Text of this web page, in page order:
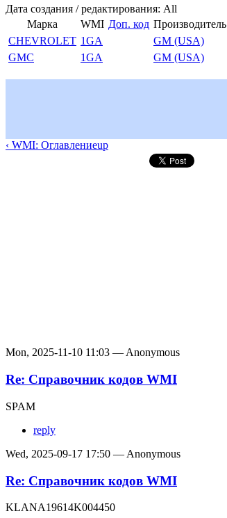
Дата создания / редактирования: All
Марка
WMI Доп. код Производитель
CHEVROLET 1GA GM (USA)
GMC
1GA GM (USA)
‹ WMI: Оглавлениеup
Mon, 2025-11-10 11:03 — Anonymous
Re: Справочник кодов WMI
SPAM
reply
Wed, 2025-09-17 17:50 — Anonymous
Re: Справочник кодов WMI
KLANA19614K004450